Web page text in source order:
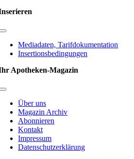
Toggle
NavigationMediadaten, Tarifdokumentation
Insertionsbedingungen
Apotheken-Magazin
Toggle
NavigationÜber uns
Magazin Archiv
Abonnieren
Kontakt
Impressum
Datenschutzerklärung